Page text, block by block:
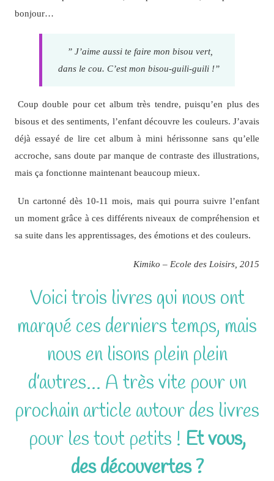
bonjour…
” J’aime aussi te faire mon bisou vert,
dans le cou. C’est mon bisou-guili-guili !”
Coup double pour cet album très tendre, puisqu’en plus des
bisous et des sentiments, l’enfant découvre les couleurs. J’avais
déjà essayé de lire cet album à mini hérissonne sans qu’elle
accroche, sans doute par manque de contraste des illustrations,
mais ça fonctionne maintenant beaucoup mieux.
Un cartonné dès 10-11 mois, mais qui pourra suivre l’enfant
un moment grâce à ces différents niveaux de compréhension et
sa suite dans les apprentissages, des émotions et des couleurs.
Kimiko – Ecole des Loisirs, 2015
Voici trois livres qui nous ont
marqué ces derniers temps, mais
nous en lisons plein plein
d’autres… A très vite pour un
prochain article autour des livres
pour les tout petits ! Et vous,
des découvertes ?